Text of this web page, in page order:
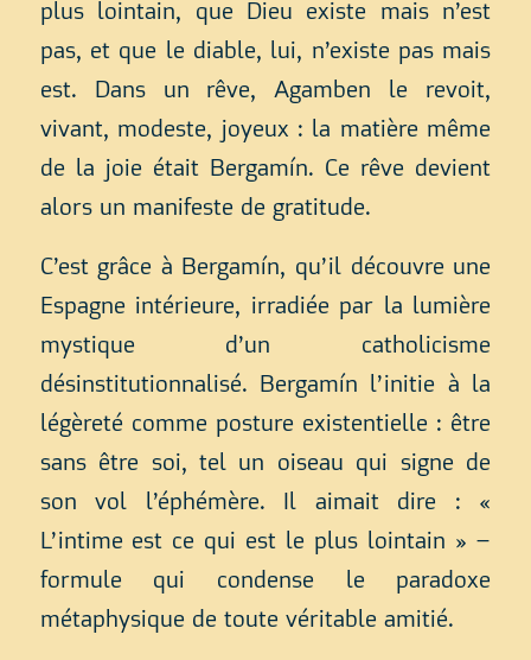
plus lointain, que Dieu existe mais n’est
pas, et que le diable, lui, n’existe pas mais
est. Dans un rêve, Agamben le revoit,
vivant, modeste, joyeux : la matière même
de la joie était Bergamín. Ce rêve devient
alors un manifeste de gratitude.
C’est grâce à Bergamín, qu’il découvre une
Espagne intérieure, irradiée par la lumière
mystique d’un catholicisme
désinstitutionnalisé. Bergamín l’initie à la
légèreté comme posture existentielle : être
sans être soi, tel un oiseau qui signe de
son vol l’éphémère. Il aimait dire : «
L’intime est ce qui est le plus lointain » –
formule qui condense le paradoxe
métaphysique de toute véritable amitié.